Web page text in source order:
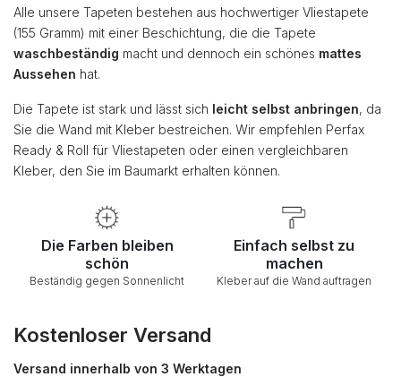
Alle unsere Tapeten bestehen aus hochwertiger Vliestapete
(155 Gramm) mit einer Beschichtung, die die Tapete
waschbeständig macht und dennoch ein schönes mattes
Aussehen hat.
Die Tapete ist stark und lässt sich leicht selbst anbringen, da
Sie die Wand mit Kleber bestreichen. Wir empfehlen Perfax
Ready & Roll für Vliestapeten oder einen vergleichbaren
Kleber, den Sie im Baumarkt erhalten können.
Die Farben bleiben
schön
Beständig gegen Sonnenlicht
Einfach selbst zu
machen
Kleber auf die Wand auftragen
Kostenloser Versand
Versand innerhalb von 3 Werktagen